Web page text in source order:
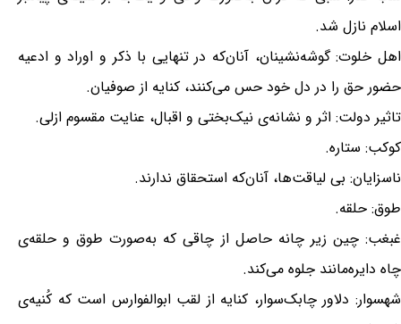
اسلام نازل شد.
اهل خلوت: گوشه‌نشینان، آنان‌که در تنهایی با ذکر و اوراد و ادعیه
حضور حق را در دل خود حس می‌کنند، کنایه از صوفیان.
تاثیر دولت: اثر و نشانه‌ی نیک‌بختی و اقبال، عنایت مقسوم ازلی.
کوکب: ستاره.
ناسزایان: بی لیاقت‌ها، آنان‌که استحقاق ندارند.
طوق: حلقه.
غبغب: چین زیر چانه حاصل از چاقی که به‌صورت طوق و حلقه‌ی
چاه دایره‌مانند جلوه می‌کند.
شهسوار: دلاور چابک‌سوار، کنایه از لقب ابوالفوارس است که کُنیه‌ی